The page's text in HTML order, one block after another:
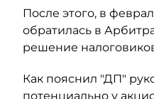
После этого, в
обратилась в
решение
Как пояснил "ДП"
потенциально у